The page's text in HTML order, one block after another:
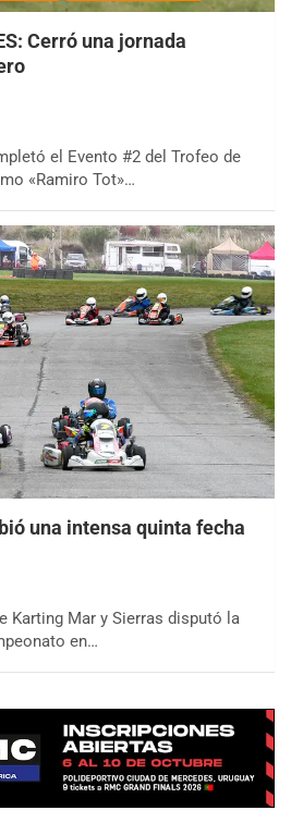
Cerró una jornada
el Evento #2 del Trofeo de
«Ramiro Tot»…
una intensa quinta fecha
Karting Mar y Sierras disputó la
en…